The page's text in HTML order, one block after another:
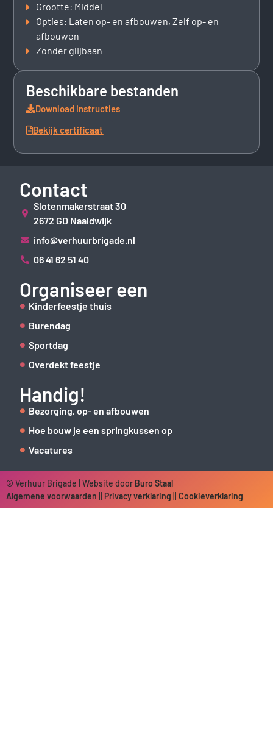
Grootte: Middel
Opties: Laten op- en afbouwen, Zelf op- en
afbouwen
Zonder glijbaan
Beschikbare bestanden
Download instructies
Bekijk certificaat
Contact
Slotenmakerstraat 30
2672 GD Naaldwijk
info@verhuurbrigade.nl
06 41 62 51 40
Organiseer een
Kinderfeestje thuis
Burendag
Sportdag
Overdekt feestje
Handig!
Bezorging, op- en afbouwen
Hoe bouw je een springkussen op
Vacatures
© Verhuur Brigade | Website door Buro Staal
Algemene voorwaarden
Privacy verklaring Cookieverklaring